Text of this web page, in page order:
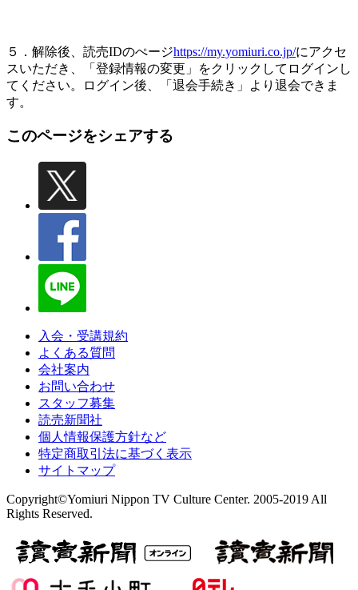
５．解除後、読売IDのぺージhttps://my.yomiuri.co.jp/にアクセ
スいただき、「登録情報の変更」をクリックしてログインし
てください。ログイン後、「退会手続き」より退会できま
す。
このページをシェアする
入会・受講規約
よくある質問
会社案内
お問い合わせ
スタッフ募集
読売新聞社
個人情報保護方針など
特定商取引法に基づく表示
サイトマップ
Copyright©Yomiuri Nippon TV Culture Center. 2005-2019 All
Rights Reserved.